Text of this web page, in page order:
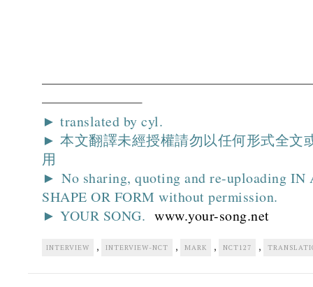
► translated by cyl.
► 本文翻譯未經授權請勿以任何形式全文
用
► No sharing, quoting and re-uploading IN
SHAPE OR FORM without permission.
► YOUR SONG. www.your-song.net
INTERVIEW , INTERVIEW-NCT , MARK , NCT127 ,